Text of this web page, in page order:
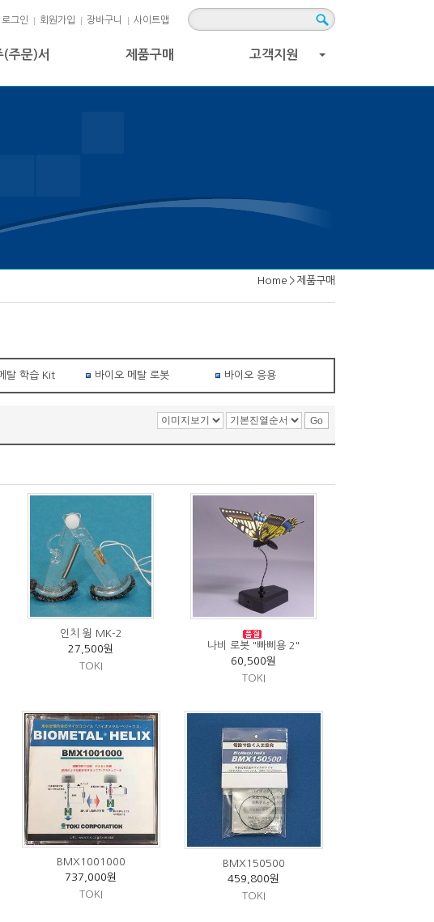
로그인 회원가입 장바구니 사이트맵
(주문)서 제품구매 고객지원
Home > 제품구매
탈 학습 Kit 바이오 메탈 로봇 바이오 응용
인치 웜 MK-2
27,500원
TOKI
나비 로봇 "빠삐용 2"
60,500원
TOKI
BMX1001000
737,000원
TOKI
BMX150500
459,800원
TOKI